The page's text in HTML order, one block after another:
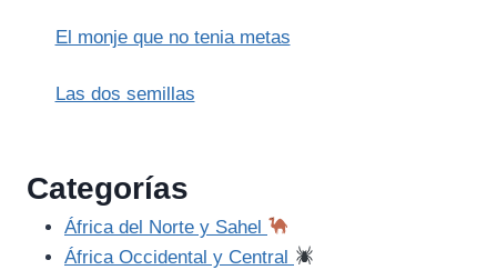
El monje que no tenia metas
Las dos semillas
Categorías
África del Norte y Sahel
África Occidental y Central